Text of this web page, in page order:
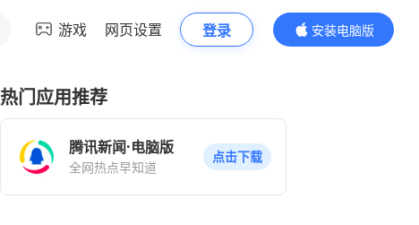
游戏 网页设置 登录
安装电脑版
内容更精彩
热门应用推荐
腾讯新闻·电脑版
全网热点早知道
点击下载